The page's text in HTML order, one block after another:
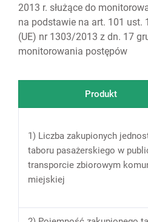
2013 r. służące do
na podstawie na art. 101 ust.
(UE) nr 1303/2013 z dn. 17
monitorowania postępów
Produkt
1) Liczba zakupionych
taboru pasażerskiego w
transporcie zbiorowym
miejskiej